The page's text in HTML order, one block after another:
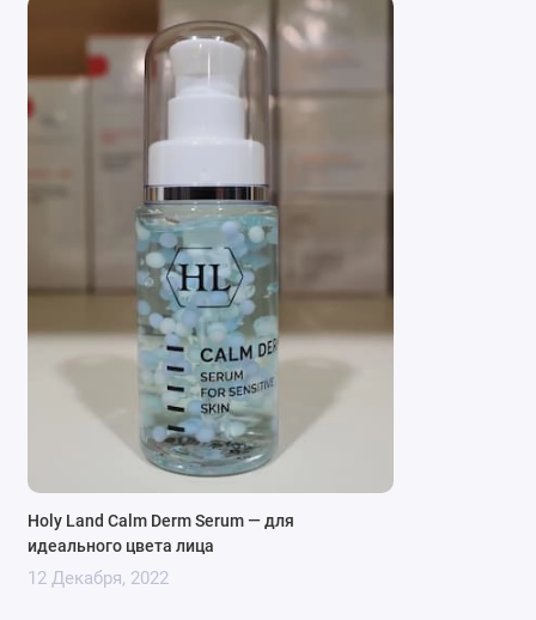
Holy Land Calm Derm Serum — для
идеального цвета лица
12 Декабря, 2022